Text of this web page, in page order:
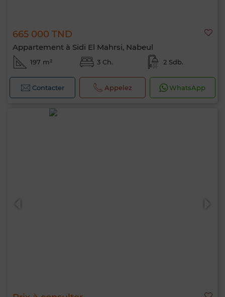
665 000 TND
Appartement à Sidi El Mahrsi, Nabeul
197 m² 3 Ch. 2 Sdb.
Contacter Appelez WhatsApp